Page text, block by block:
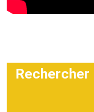
Rechercher